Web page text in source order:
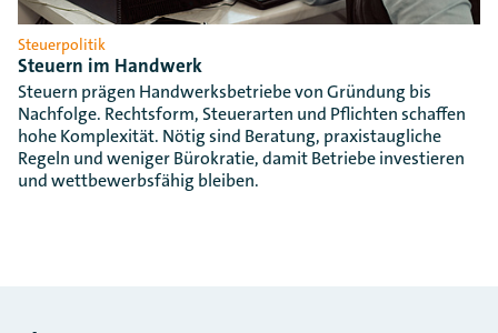
Steuerpolitik
Steuern im Handwerk
Steuern prägen Handwerksbetriebe von Gründung bis
Nachfolge. Rechtsform, Steuerarten und Pflichten schaffen
hohe Komplexität. Nötig sind Beratung, praxistaugliche
Regeln und weniger Bürokratie, damit Betriebe investieren
und wettbewerbsfähig bleiben.